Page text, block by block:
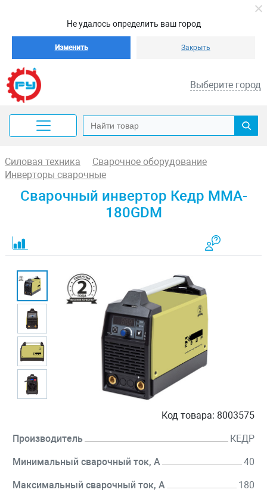
Не удалось определить ваш город
Изменить Закрыть
Выберите город
Силовая техника
Сварочное оборудование
Инверторы сварочные
Сварочный инвертор Кедр MMA-
180GDM
Код товара: 8003575
Производитель КЕДР
Минимальный сварочный ток, А 40
Максимальный сварочный ток, А 180